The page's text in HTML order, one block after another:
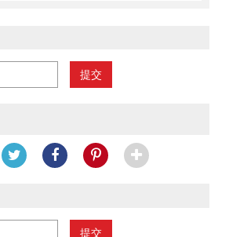
提交
提交